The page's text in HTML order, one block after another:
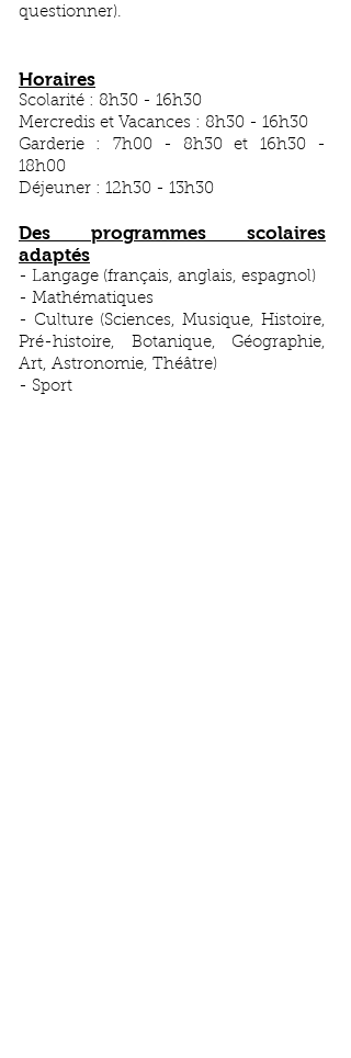
questionner).
Horaires
Scolarité : 8h30 - 16h30​
Mercredis et Vacances : 8h30 - 16h30
Garderie : 7h00 - 8h30 et 16h30 -
18h00
Déjeuner : 12h30 - 13h30
Des programmes scolaires
adaptés​
- Langage (français, anglais, espagnol)
- Mathématiques
- Culture (Sciences, Musique, Histoire,
Pré-histoire, Botanique, Géographie,
Art, Astronomie, Théâtre)
- Sport